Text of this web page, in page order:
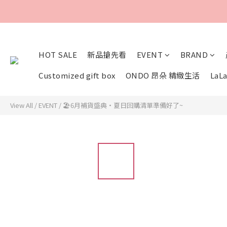
HOT SALE 新品搶先看 EVENT BRAND
Customized gift box
ONDO 昂朵 精緻生活
View All / EVENT / 🏖️6月補貨盛典・夏日回購清單準備好了~